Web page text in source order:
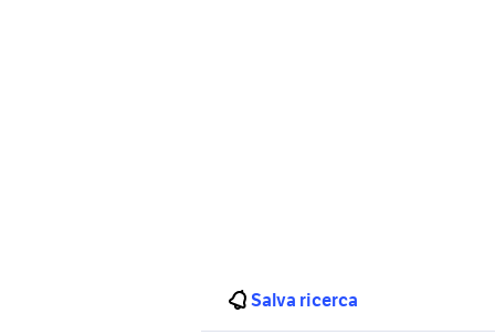
Salva ricerca